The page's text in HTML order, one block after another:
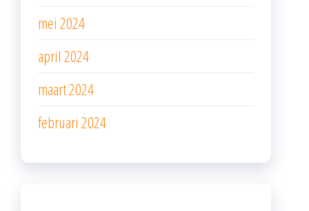
mei 2024
april 2024
maart 2024
februari 2024